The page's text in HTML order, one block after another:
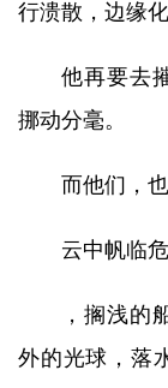
行溃散，边缘
他再要去
挪动分毫。
而他们，
云中帆临
，搁浅的
外的光球，落